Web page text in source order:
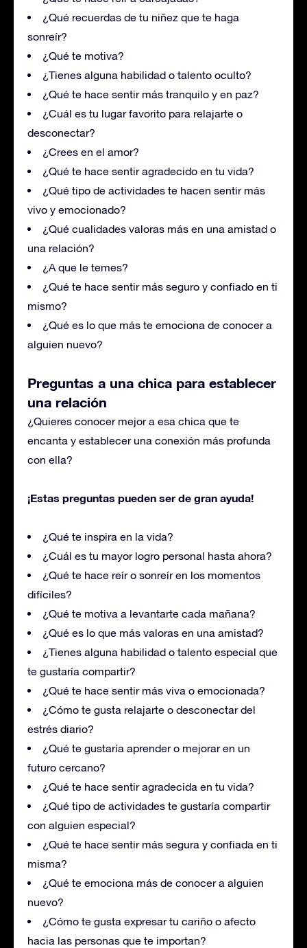
¿Qué recuerdas de tu niñez que te haga
sonreír?
¿Qué te motiva?
¿Tienes alguna habilidad o talento oculto?
¿Qué te hace sentir más tranquilo y en paz?
¿Cuál es tu lugar favorito para relajarte o
desconectar?
¿Crees en el amor?
¿Qué te hace sentir agradecido en tu vida?
¿Qué tipo de actividades te hacen sentir más
vivo y emocionado?
¿Qué cualidades valoras más en una amistad o
una relación?
¿A que le temes?
¿Qué te hace sentir más seguro y confiado en ti
mismo?
¿Qué es lo que más te emociona de conocer a
alguien nuevo?
Preguntas a una chica para establecer
una relación
¿Quieres conocer mejor a esa chica que te
encanta y establecer una conexión más profunda
con ella?
¡Estas preguntas pueden ser de gran ayuda!
¿Qué te inspira en la vida?
¿Cuál es tu mayor logro personal hasta ahora?
¿Qué te hace reír o sonreír en los momentos
difíciles?
¿Qué te motiva a levantarte cada mañana?
¿Qué es lo que más valoras en una amistad?
¿Tienes alguna habilidad o talento especial que
te gustaría compartir?
¿Qué te hace sentir más viva o emocionada?
¿Cómo te gusta relajarte o desconectar del
estrés diario?
¿Qué te gustaría aprender o mejorar en un
futuro cercano?
¿Qué te hace sentir agradecida en tu vida?
¿Qué tipo de actividades te gustaría compartir
con alguien especial?
¿Qué te hace sentir más segura y confiada en ti
misma?
¿Qué te emociona más de conocer a alguien
nuevo?
¿Cómo te gusta expresar tu cariño o afecto
hacia las personas que te importan?